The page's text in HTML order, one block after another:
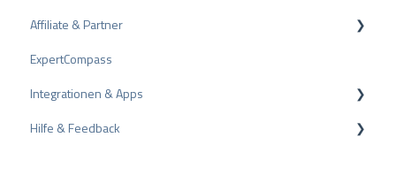
Auszeichnungen
Affiliate & Partner
Partnerprogramm
Empfehlung
ExpertCompass
Integrationen & Apps
CMS-Plugins
Hilfe & Feedback